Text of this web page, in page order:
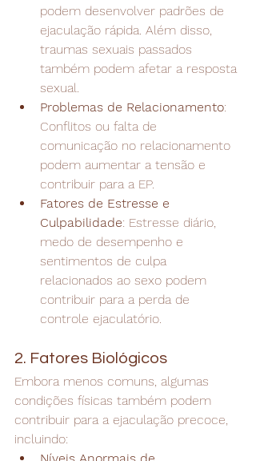
podem desenvolver padrões de
ejaculação rápida. Além disso,
traumas sexuais passados
também podem afetar a resposta
sexual.
Problemas de Relacionamento:
Conflitos ou falta de
comunicação no relacionamento
podem aumentar a tensão e
contribuir para a EP.
Fatores de Estresse e
Culpabilidade: Estresse diário,
medo de desempenho e
sentimentos de culpa
relacionados ao sexo podem
contribuir para a perda de
controle ejaculatório.
2. Fatores Biológicos
Embora menos comuns, algumas
condições físicas também podem
contribuir para a ejaculação precoce,
incluindo:
Níveis Anormais de